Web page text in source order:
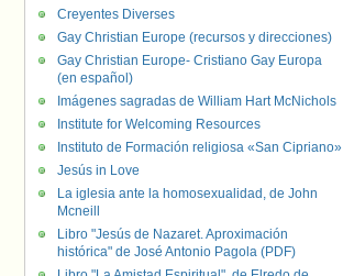
Creyentes Diverses
Gay Christian Europe (recursos y direcciones)
Gay Christian Europe- Cristiano Gay Europa
(en español)
Imágenes sagradas de William Hart McNichols
Institute for Welcoming Resources
Instituto de Formación religiosa «San Cipriano»
Jesús in Love
La iglesia ante la homosexualidad, de John
Mcneill
Libro "Jesús de Nazaret. Aproximación
histórica" de José Antonio Pagola (PDF)